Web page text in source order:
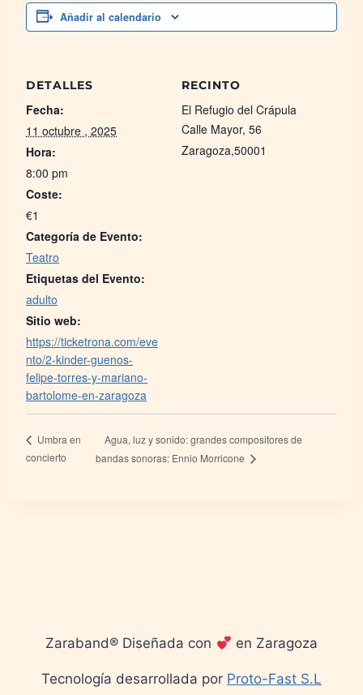
Añadir al calendario
DETALLES
Fecha:
11 octubre , 2025
Hora:
8:00 pm
Coste:
€1
Categoría de Evento:
Teatro
Etiquetas del Evento:
adulto
Sitio web:
https://ticketrona.com/eve
nto/2-kinder-guenos-
felipe-torres-y-mariano-
bartolome-en-zaragoza
RECINTO
El Refugio del Crápula
Calle Mayor, 56
Zaragoza,50001
Umbra en
concierto
Agua, luz y sonido: grandes compositores de
bandas sonoras: Ennio Morricone
Zaraband® Diseñada con en Zaragoza
Tecnología desarrollada por Proto-Fast S.L